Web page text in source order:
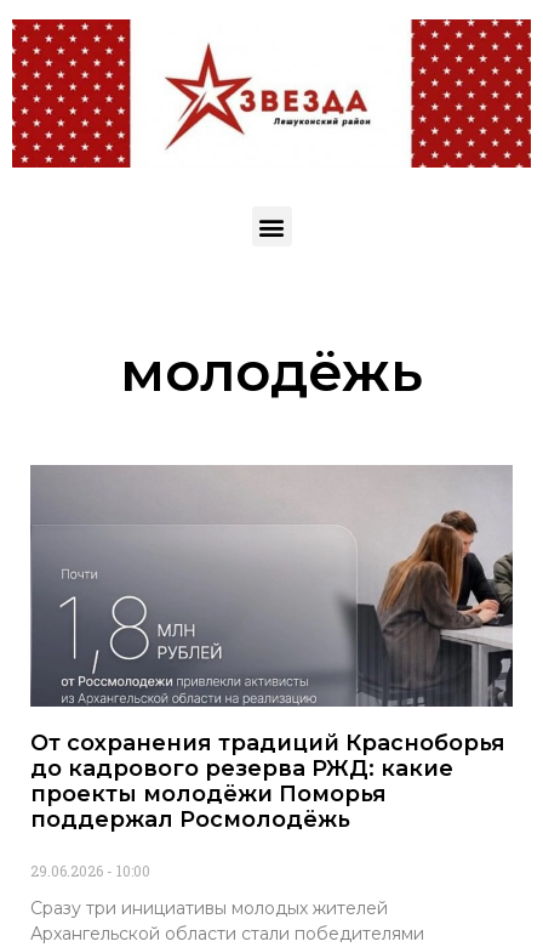
молодёжь
От сохранения традиций Красноборья
до кадрового резерва РЖД: какие
проекты молодёжи Поморья
поддержал Росмолодёжь
29.06.2026 10:00
Сразу три инициативы молодых жителей
Архангельской области стали победителями